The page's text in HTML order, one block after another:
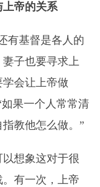
帝的关系
有基督是各人的
子也要寻求上
会让上帝做
果一个人常常清
教他怎么做。”
想象这对于很
有一次，上帝